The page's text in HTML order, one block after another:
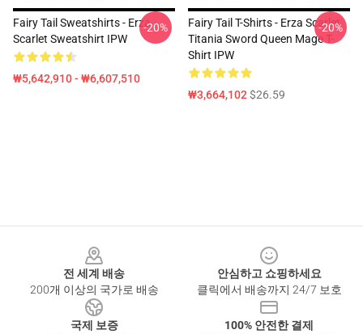
Fairy Tail Sweatshirts - Erza
Scarlet Sweatshirt IPW
₩5,642,910 - ₩6,607,510
-20%
Fairy Tail T-Shirts - Erza Scarlet
Titania Sword Queen Mage T-
Shirt IPW
₩3,664,102$26.59
-20%
전 세계 배송
200개 이상의 국가로 배송
안심하고 쇼핑하세요
클릭에서 배송까지 24/7 보호
국제 보증
100% 안전한 결제